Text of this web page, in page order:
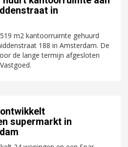
in
m2 kantoorruimte gehuurd
188 in Amsterdam. De
de lange termijn afgesloten
supermarkt in